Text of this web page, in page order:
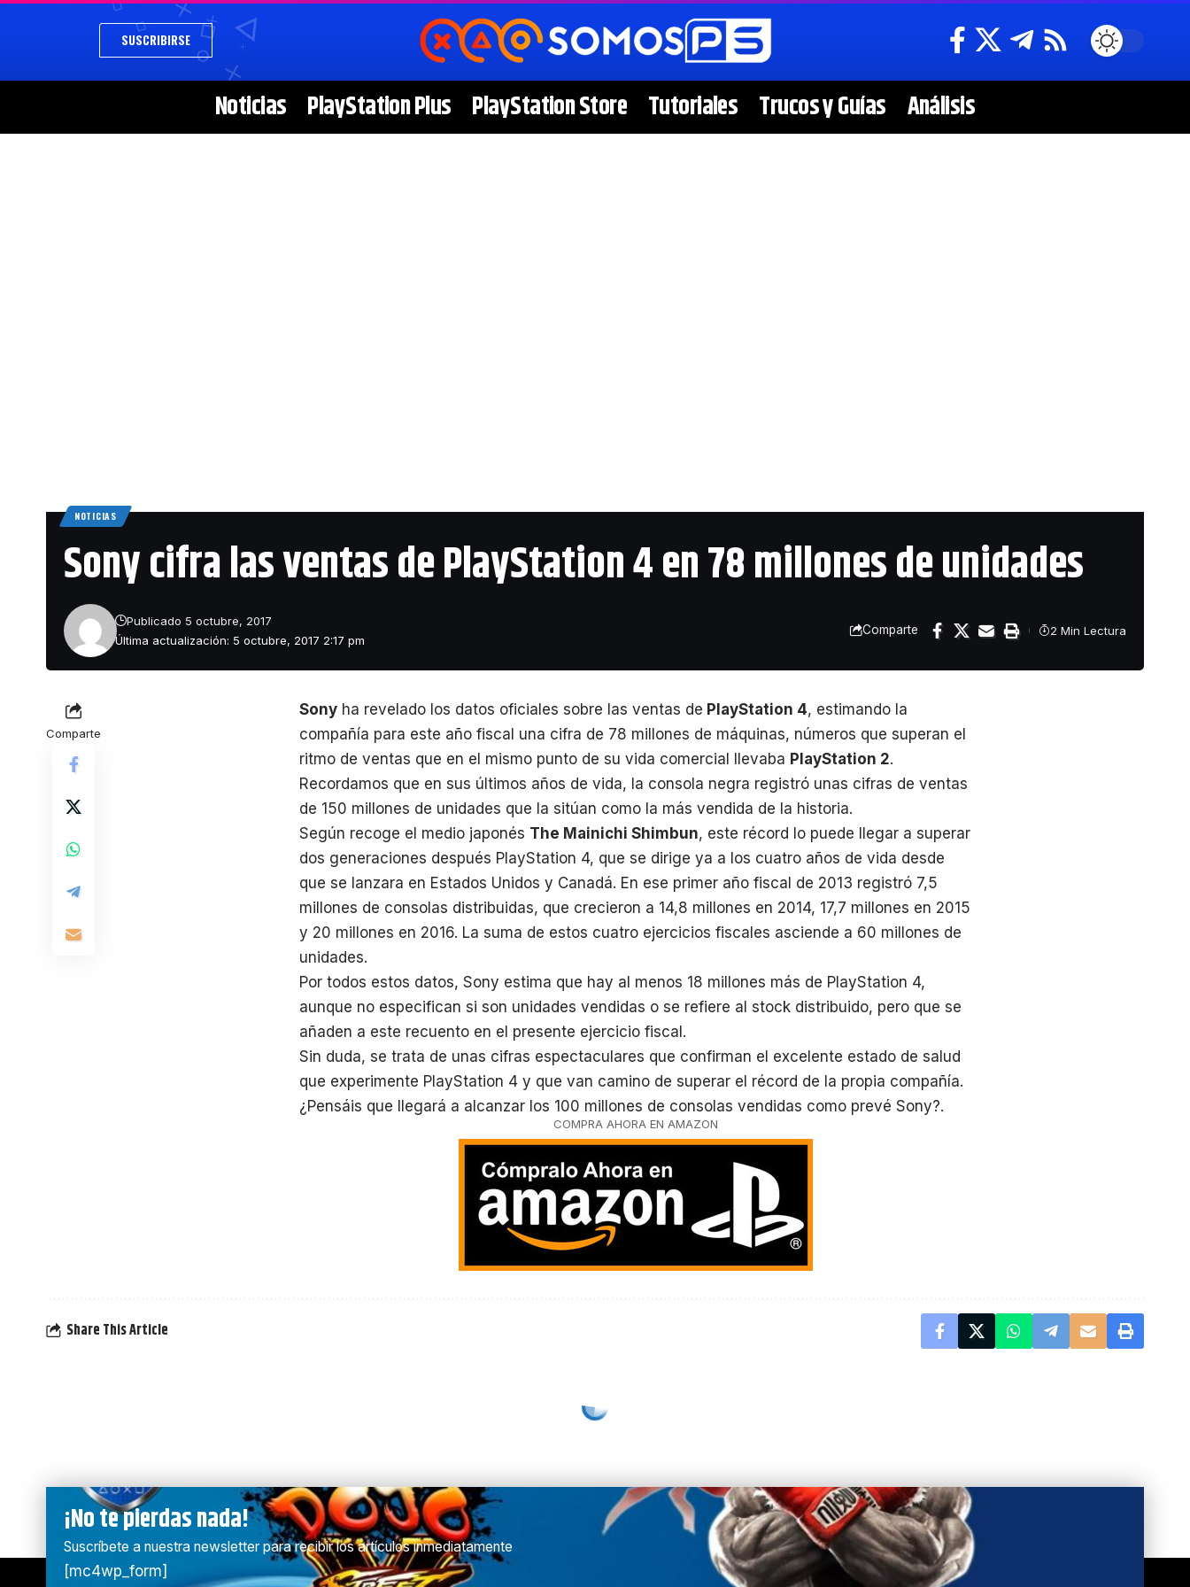
SUSCRIBIRSE
Noticias PlayStation Plus PlayStation Store Tutoriales Trucos y Guías Análisis
NOTICIAS
Sony cifra las ventas de PlayStation 4 en 78 millones de unidades
Última actualización: 5 octubre, 2017 2:17 pm
Publicado 5 octubre, 2017
Comparte 2 Min Lectura
Comparte
Sony ha revelado los datos oficiales sobre las ventas de PlayStation 4, estimando la
compañía para este año fiscal una cifra de 78 millones de máquinas, números que superan el
ritmo de ventas que en el mismo punto de su vida comercial llevaba PlayStation 2.
Recordamos que en sus últimos años de vida, la consola negra registró unas cifras de ventas
de 150 millones de unidades que la sitúan como la más vendida de la historia.
Según recoge el medio japonés The Mainichi Shimbun, este récord lo puede llegar a superar
dos generaciones después PlayStation 4, que se dirige ya a los cuatro años de vida desde
que se lanzara en Estados Unidos y Canadá. En ese primer año fiscal de 2013 registró 7,5
millones de consolas distribuidas, que crecieron a 14,8 millones en 2014, 17,7 millones en 2015
y 20 millones en 2016. La suma de estos cuatro ejercicios fiscales asciende a 60 millones de
unidades.
Por todos estos datos, Sony estima que hay al menos 18 millones más de PlayStation 4,
aunque no especifican si son unidades vendidas o se refiere al stock distribuido, pero que se
añaden a este recuento en el presente ejercicio fiscal.
Sin duda, se trata de unas cifras espectaculares que confirman el excelente estado de salud
que experimente PlayStation 4 y que van camino de superar el récord de la propia compañía.
¿Pensáis que llegará a alcanzar los 100 millones de consolas vendidas como prevé Sony?.
COMPRA AHORA EN AMAZON
Share This Article
¡No te pierdas nada!
Suscríbete a nuestra newsletter para recibir los artículos inmediatamente
[mc4wp_form]